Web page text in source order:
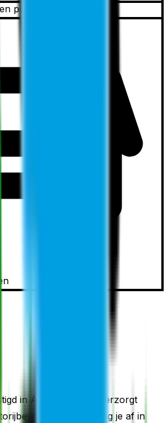
per jaar
in Amstelveen en verzorgt
Je examen leg je af in